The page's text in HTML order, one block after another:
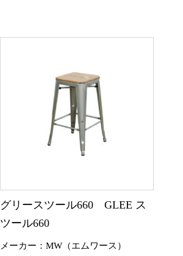
グリースツール660 GLEE ス
ツール660
メーカー：MW（エムワース）